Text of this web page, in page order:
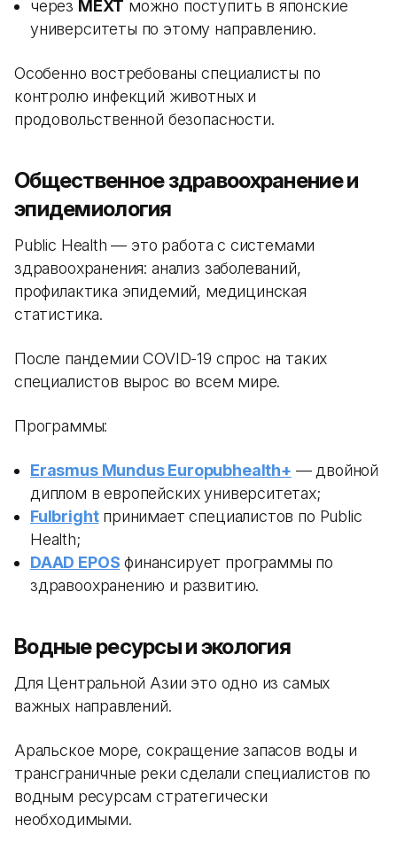
через MEXT можно поступить в японские
университеты по этому направлению.
Особенно востребованы специалисты по
контролю инфекций животных и
продовольственной безопасности.
Общественное здравоохранение и
эпидемиология
Public Health — это работа с системами
здравоохранения: анализ заболеваний,
профилактика эпидемий, медицинская
статистика.
После пандемии COVID-19 спрос на таких
специалистов вырос во всем мире.
Программы:
Erasmus Mundus Europubhealth+ — двойной
диплом в европейских университетах;
Fulbrightпринимает специалистов по Public
Health;
DAAD EPOS финансирует программы по
здравоохранению и развитию.
Водные ресурсы и экология
Для Центральной Азии это одно из самых
важных направлений.
Аральское море, сокращение запасов воды и
трансграничные реки сделали специалистов по
водным ресурсам стратегически
необходимыми.